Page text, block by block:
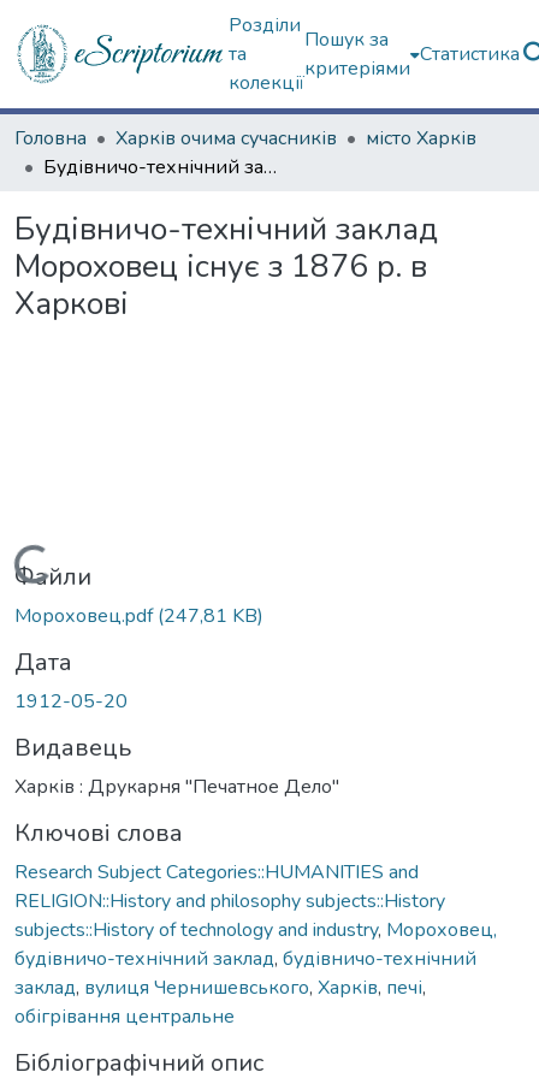
Розділи
та
колекції
Пошук за
критеріями
Статистика
Головна Харків очима сучасників
місто Харків
Будівничо-технічний заклад Мороховец існує з 1876 р. в Харкові
Будівничо-технічний заклад
Мороховец існує з 1876 р. в
Харкові
Вантажиться...
Файли
Мороховец.pdf(247,81 KB)
Дата
1912-05-20
Видавець
Харків : Друкарня "Печатное Дело"
Ключові слова
Research Subject Categories::HUMANITIES and
RELIGION::History and philosophy subjects::History
subjects::History of technology and industry, Мороховец,
будівничо-технічний заклад, будівничо-технічний
заклад, вулиця Чернишевського, Харків, печі,
обігрівання центральне
Бібліографічний опис